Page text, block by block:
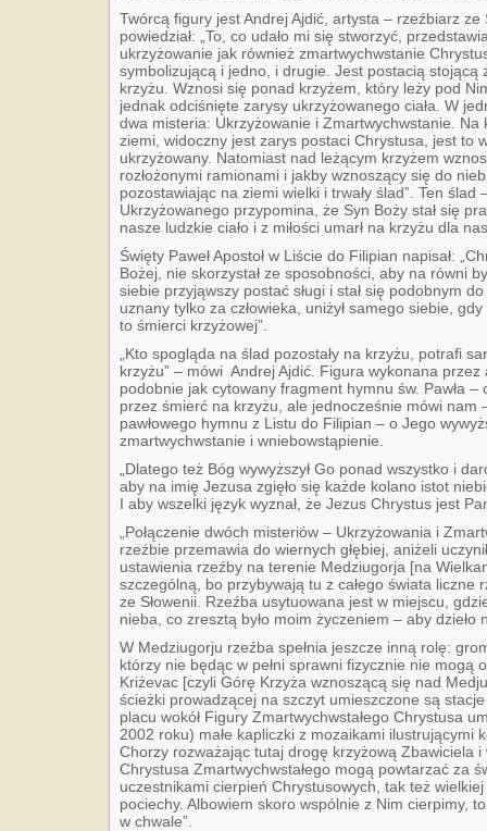
Twórcą figury jest Andrej Ajdić, artysta – rzeźbiarz ze
powiedział: „To, co udało mi się stworzyć,
ukrzyżowanie jak również zmartwychwstanie
symbolizującą i jedno, i drugie. Jest postacią stojącą
krzyżu. Wznosi się ponad krzyżem, który leży pod
jednak odciśnięte zarysy ukrzyżowanego ciała. W
dwa misteria: Ukrzyżowanie i Zmartwychwstanie.
ziemi, widoczny jest zarys postaci Chrystusa, jest to
ukrzyżowany. Natomiast nad leżącym krzyżem
rozłożonymi ramionami i jakby wznoszący się do
pozostawiając na ziemi wielki i trwały ślad”. Ten
Ukrzyżowanego przypomina, że Syn Boży stał się
nasze ludzkie ciało i z miłości umarł na krzyżu dla
Święty Paweł Apostoł w Liście do Filipian napisał:
Bożej, nie skorzystał ze sposobności, aby na równi
siebie przyjąwszy postać sługi i stał się podobnym
uznany tylko za człowieka, uniżył samego siebie,
to śmierci krzyżowej”.
„Kto spogląda na ślad pozostały na krzyżu, potrafi
krzyżu” – mówi Andrej Ajdić. Figura wykonana
podobnie jak cytowany fragment hymnu św. Pawła –
przez śmierć na krzyżu, ale jednocześnie mówi nam
pawłowego hymnu z Listu do Filipian – o Jego
zmartwychwstanie i wniebowstąpienie.
„Dlatego też Bóg wywyższył Go ponad wszystko i
aby na imię Jezusa zgięło się każde kolano istot
I aby wszelki język wyznał, że Jezus Chrystus jest
„Połączenie dwóch misteriów – Ukrzyżowania i
rzeźbie przemawia do wiernych głębiej, aniżeli
ustawienia rzeźby na terenie Medziugorja [na
szczególną, bo przybywają tu z całego świata liczne
ze Słowenii. Rzeźba usytuowana jest w miejscu,
nieba, co zresztą było moim życzeniem – aby dzieło
W Medziugorju rzeźba spełnia jeszcze inną rolę:
którzy nie będąc w pełni sprawni fizycznie nie mogą
Kriżevac [czyli Górę Krzyża wznoszącą się nad
ścieżki prowadzącej na szczyt umieszczone są
placu wokół Figury Zmartwychwstałego Chrystusa
2002 roku) małe kapliczki z mozaikami ilustrującymi
Chorzy rozważając tutaj drogę krzyżową Zbawiciela
Chrystusa Zmartwychwstałego mogą powtarzać za
uczestnikami cierpień Chrystusowych, tak też
pociechy. Albowiem skoro wspólnie z Nim cierpimy,
w chwale”.